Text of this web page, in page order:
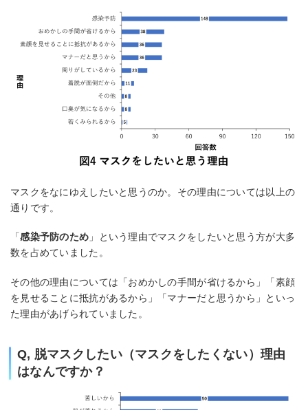
マスクをなにゆえしたいと思うのか。その理由については以上の
通りです。
「感染予防のため 」という理由でマスクをしたいと思う方が大多
数を占めていました。
その他の理由については「おめかしの手間が省けるから」「素顔
を見せることに抵抗があるから」「マナーだと思うから」といっ
た理由があげられていました。
Q, 脱マスクしたい（マスクをしたくない）理由
はなんですか？